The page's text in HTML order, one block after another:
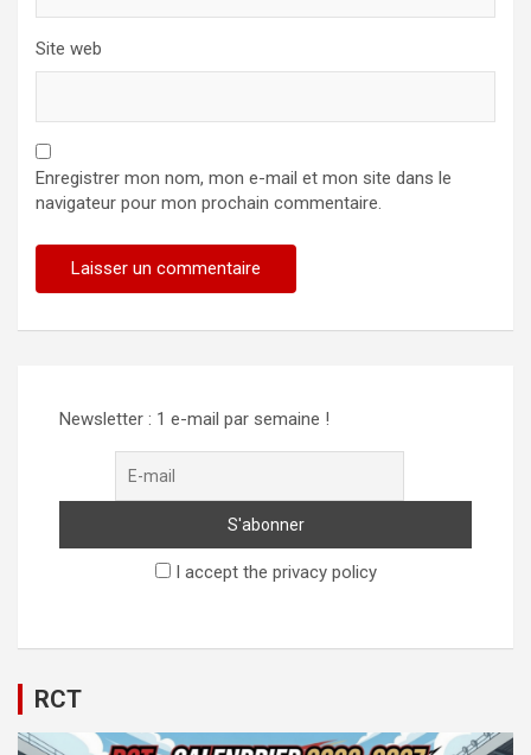
Site web
Enregistrer mon nom, mon e-mail et mon site dans le
navigateur pour mon prochain commentaire.
Newsletter : 1 e-mail par semaine !
I accept the privacy policy
RCT